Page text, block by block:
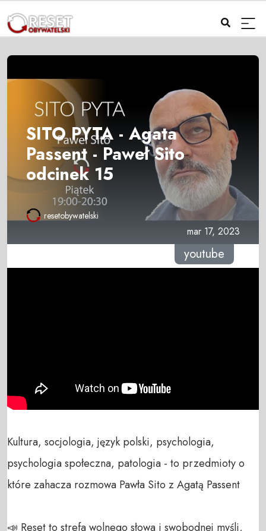
SITO PYTA - Agata
Passent - Paweł Sito
odcinek 15
resetobywatelski
mar 17, 2023
youtube
Kultura, socjologia, język polski, psychologia,
psychologia społeczna, patologia - to przedmioty o
które zahacza rozmowa Pawła Sito z Agatą Passent
📣 Reset to strefa wolnego słowa i swobodnej myśli,